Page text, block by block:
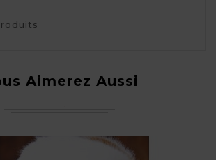
Aimerez Aussi